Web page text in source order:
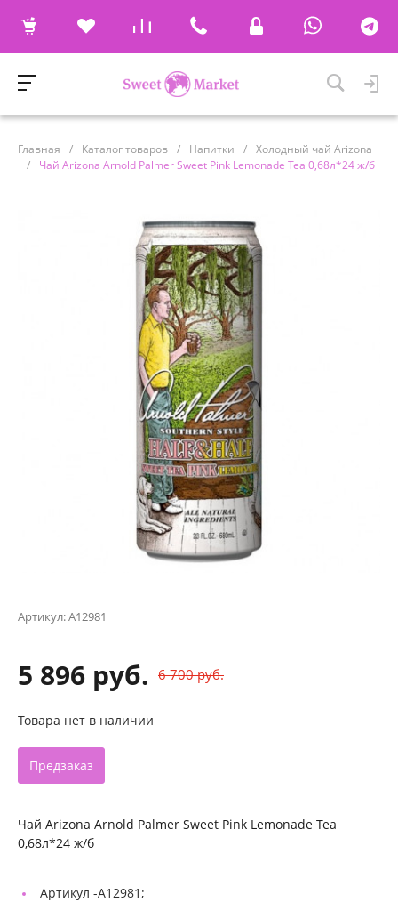
Главная / Каталог товаров / Напитки / Холодный чай Arizona
/
Чай Arizona Arnold Palmer Sweet Pink Lemonade Tea 0,68л*24 ж/б
Артикул:A12981
5 896 руб. 6 700 руб.
Товара нет в наличии
Предзаказ
Чай Arizona Arnold Palmer Sweet Pink Lemonade Tea
0,68л*24 ж/б
Артикул -A12981;